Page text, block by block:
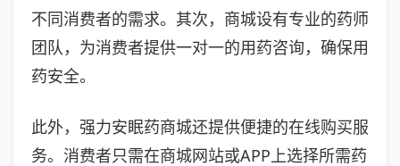
不同消费者的需求。其次，商城设有专业的药师
团队，为消费者提供一对一的用药咨询，确保用
药安全。
此外，强力安眠药商城还提供便捷的在线购买服
务。消费者只需在商城网站或APP上选择所需药